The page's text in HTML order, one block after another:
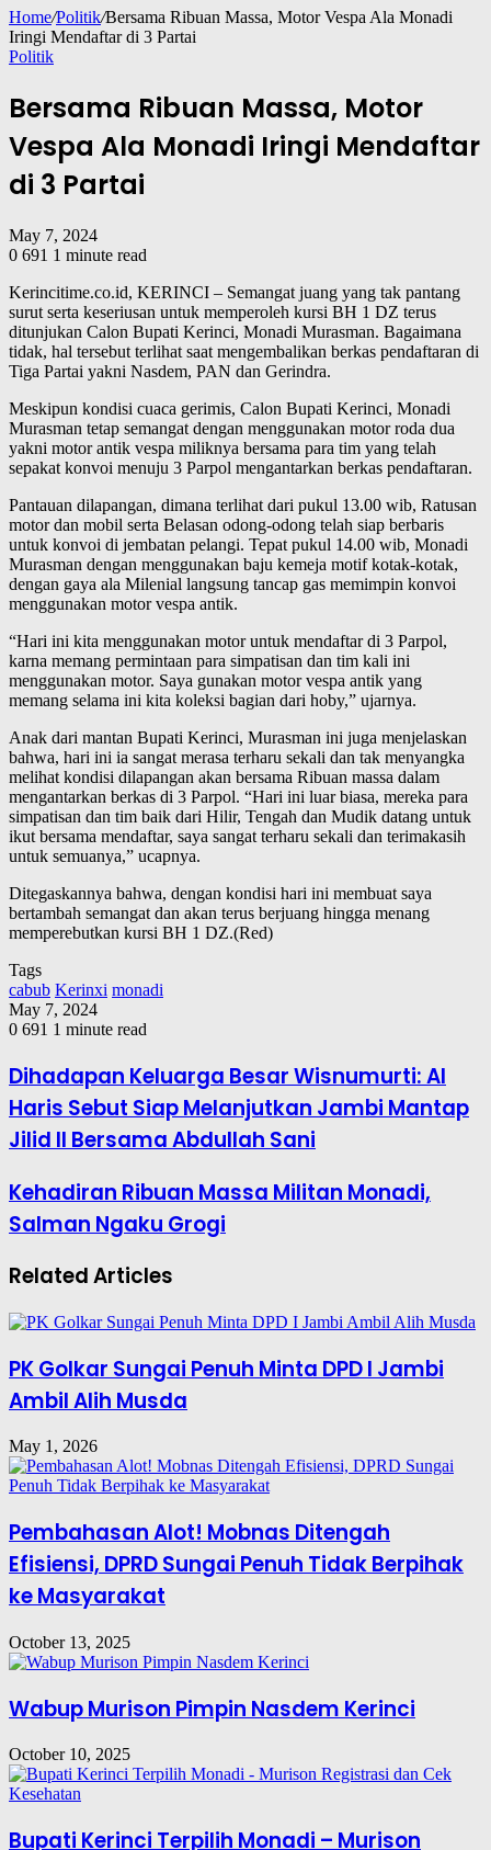
Home/Politik/Bersama Ribuan Massa, Motor Vespa Ala Monadi
Iringi Mendaftar di 3 Partai
Politik
Bersama Ribuan Massa, Motor
Vespa Ala Monadi Iringi Mendaftar
di 3 Partai
May 7, 2024
0 691 1 minute read
Kerincitime.co.id, KERINCI – Semangat juang yang tak pantang
surut serta keseriusan untuk memperoleh kursi BH 1 DZ terus
ditunjukan Calon Bupati Kerinci, Monadi Murasman. Bagaimana
tidak, hal tersebut terlihat saat mengembalikan berkas pendaftaran di
Tiga Partai yakni Nasdem, PAN dan Gerindra.
Meskipun kondisi cuaca gerimis, Calon Bupati Kerinci, Monadi
Murasman tetap semangat dengan menggunakan motor roda dua
yakni motor antik vespa miliknya bersama para tim yang telah
sepakat konvoi menuju 3 Parpol mengantarkan berkas pendaftaran.
Pantauan dilapangan, dimana terlihat dari pukul 13.00 wib, Ratusan
motor dan mobil serta Belasan odong-odong telah siap berbaris
untuk konvoi di jembatan pelangi. Tepat pukul 14.00 wib, Monadi
Murasman dengan menggunakan baju kemeja motif kotak-kotak,
dengan gaya ala Milenial langsung tancap gas memimpin konvoi
menggunakan motor vespa antik.
“Hari ini kita menggunakan motor untuk mendaftar di 3 Parpol,
karna memang permintaan para simpatisan dan tim kali ini
menggunakan motor. Saya gunakan motor vespa antik yang
memang selama ini kita koleksi bagian dari hoby,” ujarnya.
Anak dari mantan Bupati Kerinci, Murasman ini juga menjelaskan
bahwa, hari ini ia sangat merasa terharu sekali dan tak menyangka
melihat kondisi dilapangan akan bersama Ribuan massa dalam
mengantarkan berkas di 3 Parpol. “Hari ini luar biasa, mereka para
simpatisan dan tim baik dari Hilir, Tengah dan Mudik datang untuk
ikut bersama mendaftar, saya sangat terharu sekali dan terimakasih
untuk semuanya,” ucapnya.
Ditegaskannya bahwa, dengan kondisi hari ini membuat saya
bertambah semangat dan akan terus berjuang hingga menang
memperebutkan kursi BH 1 DZ.(Red)
Tags
cabub Kerinxi monadi
May 7, 2024
0 691 1 minute read
Dihadapan Keluarga Besar Wisnumurti: Al
Haris Sebut Siap Melanjutkan Jambi Mantap
Jilid II Bersama Abdullah Sani
Kehadiran Ribuan Massa Militan Monadi,
Salman Ngaku Grogi
Related Articles
PK Golkar Sungai Penuh Minta DPD I Jambi
Ambil Alih Musda
May 1, 2026
Pembahasan Alot! Mobnas Ditengah
Efisiensi, DPRD Sungai Penuh Tidak Berpihak
ke Masyarakat
October 13, 2025
Wabup Murison Pimpin Nasdem Kerinci
October 10, 2025
Bupati Kerinci Terpilih Monadi – Murison